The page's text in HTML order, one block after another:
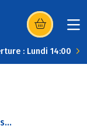
(s’ouvre dans
: Lundi 14:00